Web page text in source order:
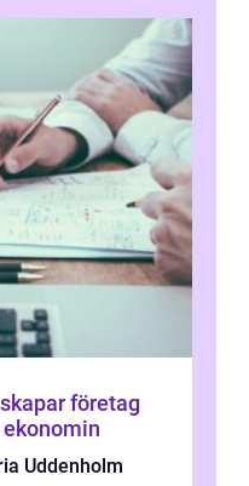
Uddenholm